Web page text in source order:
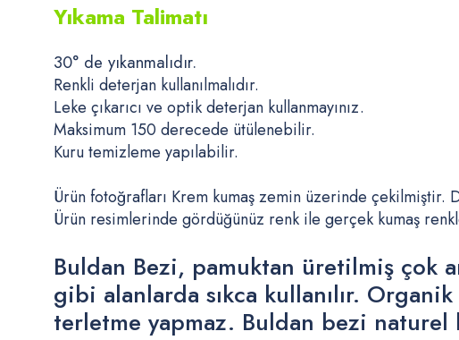
Yıkama Talimatı
30° de yıkanmalıdır.
Renkli deterjan kullanılmalıdır.
Leke çıkarıcı ve optik deterjan kullanmayınız.
Maksimum 150 derecede ütülenebilir.
Kuru temizleme yapılabilir.
Ürün fotoğrafları Krem kumaş zemin üzerinde çekilmiştir.
Ürün resimlerinde gördüğünüz renk ile gerçek kumaş
Buldan Bezi, pamuktan üretilmiş çok
gibi alanlarda sıkca kullanılır.
terletme yapmaz. Buldan bezi naturel